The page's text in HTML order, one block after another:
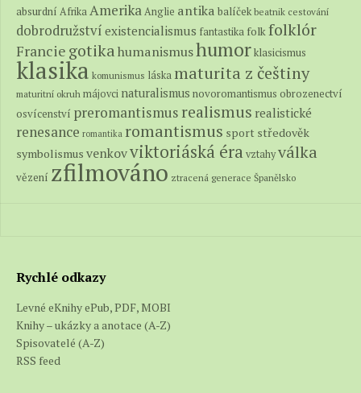
absurdní AfrikaAmerikaAnglie antika balíček beatnik cestování
dobrodružství existencialismus fantastika folkfolklór
Francie gotikahumanismushumorklasicismus
klasika komunismus láskamaturita z češtiny
maturitní okruh májovci naturalismus novoromantismus obrozenectví
osvícenství preromantismus realismus realistické
renesance romantika romantismus sport středověk
symbolismus venkovviktoriáská éravztahyválka
vězení zfilmováno ztracená generace Španělsko
Rychlé odkazy
Levné eKnihy ePub, PDF, MOBI
Knihy – ukázky a anotace (A-Z)
Spisovatelé (A-Z)
RSS feed